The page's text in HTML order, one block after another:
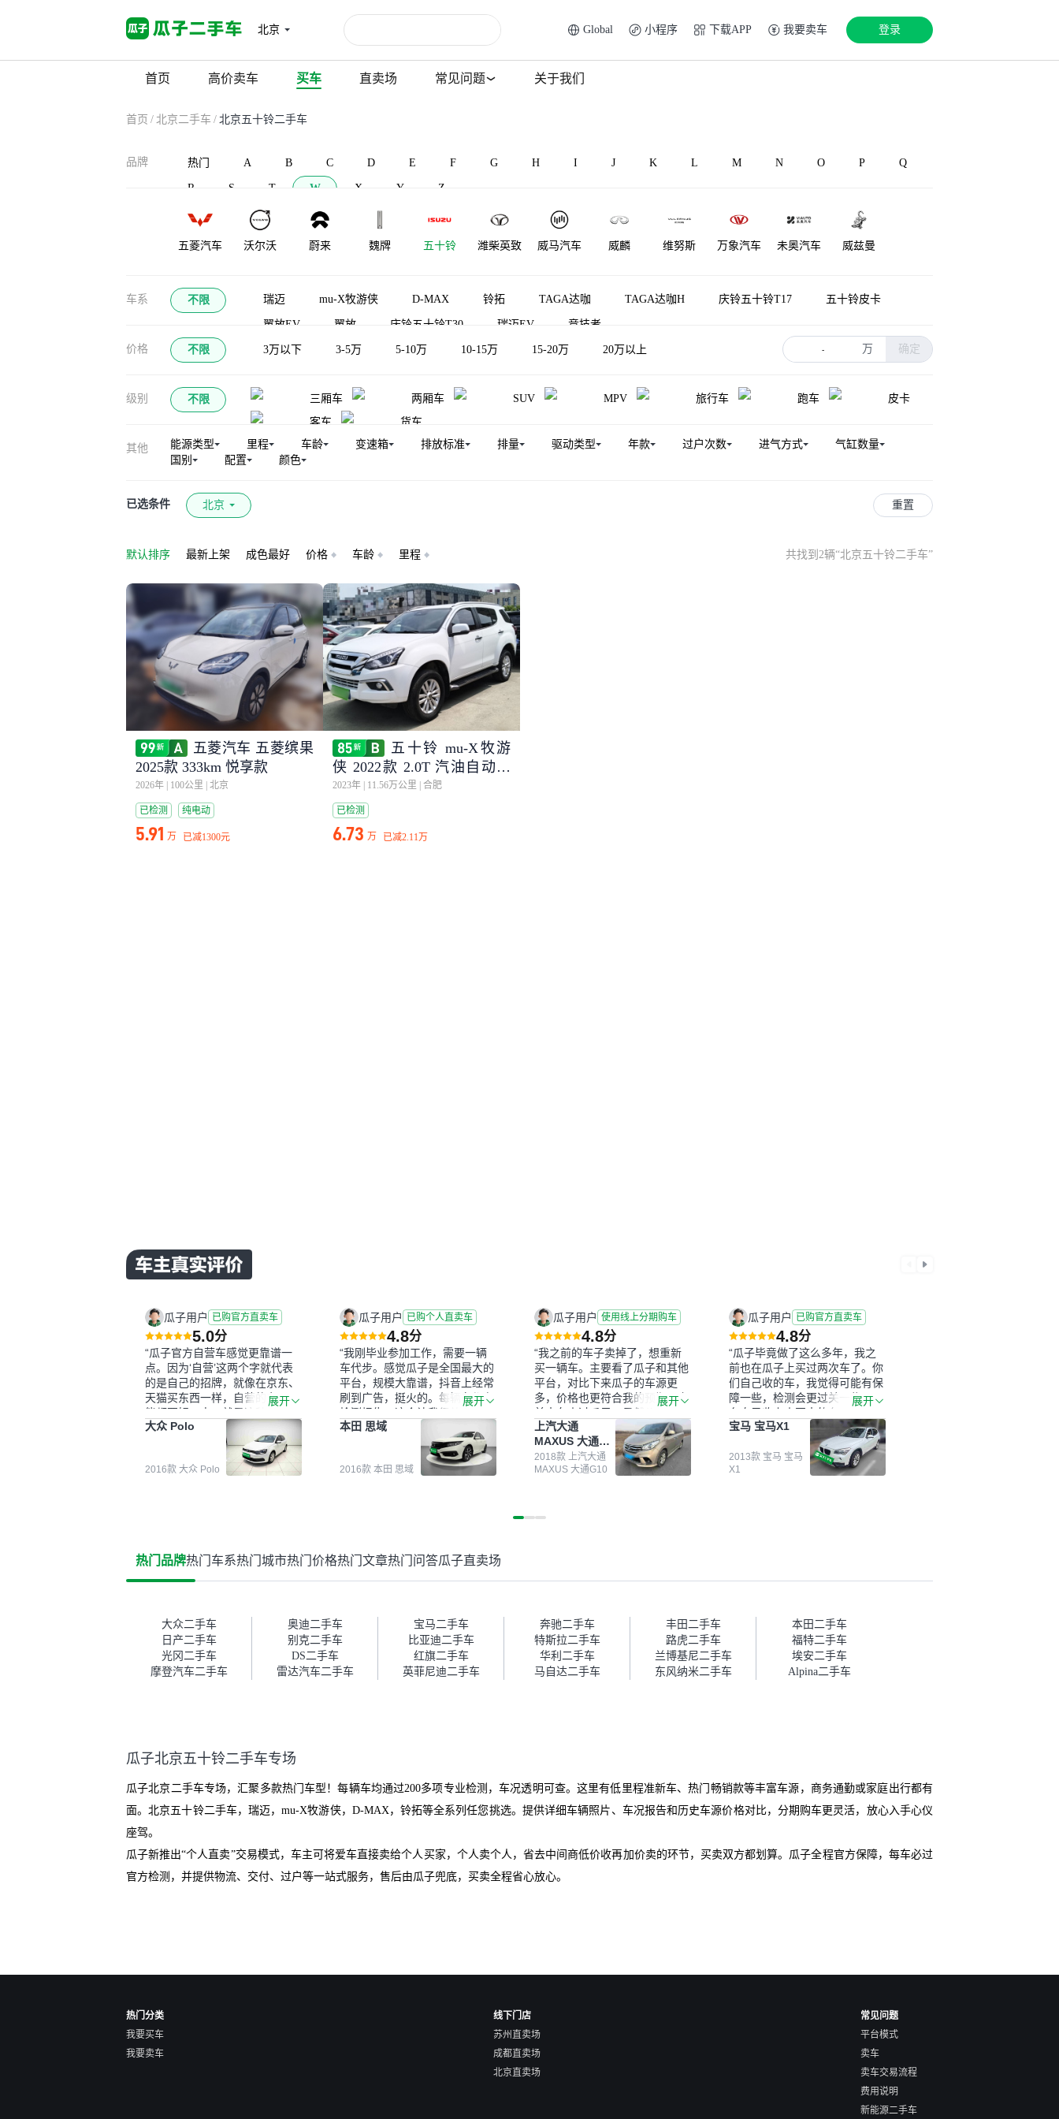
北京 Global 小程序 下载APP 我要卖车 登录
首页 高价卖车 买车 直卖场 常见问题 关于我们
首页 / 北京二手车 / 北京五十铃二手车
品牌 热门 A B C D E F G H I J K L M N O P Q
R S T W X Y Z
五菱汽车 沃尔沃 蔚来 魏牌 五十铃 潍柴英致 威马汽车 威麟 维努斯 万象汽车 未奥汽车 威兹曼
瓦滋
车系 不限 瑞迈 mu-X牧游侠 D-MAX 铃拓 TAGA达咖 TAGA达咖H 庆铃五十铃T17 五十铃皮卡
翼放EV 翼放 庆铃五十铃T30 瑞迈EV 竞技者
价格 不限 3万以下 3-5万 5-10万 10-15万 15-20万 20万以上 - 万 确定
级别 不限 三厢车 两厢车 SUV MPV 旅行车 跑车
皮卡
客车
货车
其他 能源类型 里程 车龄 变速箱 排放标准 排量 驱动类型 年款 过户次数 进气方式
气缸数量
国别
配置 颜色
已选条件 北京 重置
默认排序 最新上架 成色最好 价格 车龄 里程 共找到2辆“北京五十铃二手车”
五菱汽车 五菱缤果
2025款 333km 悦享款
2026年 100公里 北京
已检测 纯电动
5.91 万 已减1300元
五十铃 mu-X牧游
侠 2022款 2.0T 汽油自动四
驱劲享型 5座
2023年 11.56万公里 合肥
已检测
6.73 万 已减2.11万
瓜子用户 已购官方直卖车
5.0分
“瓜子官方自营车感觉更靠谱一
点。因为‘自营’这两个字就代表
的是自己的招牌，就像在京东、
天猫买东西一样，自营的东西可
能都要好一点。就是这种刻板印
象吧。一开始买二手车的时候，
我确实有担心过事故车、泡水车
这些问题。瓜子的检测报告其实
并不能完全打消顾虑，因为我也
果跟你们的报告是符合的，所以
这次车况没问题。购车流程挺快
车。去之前我提前跟交接人员说
好，到了之后要当着我的面再做
一次复检，你们也安排了师傅，
服务可以，速度很快。体验下来
自营车的感觉是要比个人车好一
我协商，主动权在平台手里。”
展开
大众 Polo
2016款 大众 Polo
瓜子用户 已购个人直卖车
4.8分
“我刚毕业参加工作，需要一辆
车代步。感觉瓜子是全国最大的
平台，规模大靠谱，抖音上经常
刷到广告，挺火的。每辆车都有
检测报告，这个让我很放心。去
外面买车全凭卖家一张嘴，不敢
买。我买了本田思域，白色，过
户次数少，公里数符合，虽然价
格比我心理预期略高一点，但瓜
价格比车商那便宜，车况也有检
展开
本田 思域
2016款 本田 思域
瓜子用户 使用线上分期购车
4.8分
“我之前的车子卖掉了，想重新
买一辆车。主要看了瓜子和其他
平台，对比下来瓜子的车源更
多，价格也更符合我的预期。之
前卖车来过瓜子，虽然价格没谈
成，但APP一直留着。瓜子毕竟
是大平台，整体印象还好。我最
终买了一台上汽大通，18年的
车，公里数9万多，符合我的要
捷，其他平台的分期需要到当地
障。”
展开
上汽大通
MAXUS 大通
G10
2018款 上汽大通
MAXUS 大通G10
瓜子用户 已购官方直卖车
4.8分
“瓜子毕竟做了这么多年，我之
前也在瓜子上买过两次车了。你
们自己收的车，我觉得可能有保
障一些，检测会更过关一些。平
台自己收上来再卖的车，应该更
可靠。我买的是宝马X1，主要看
中它的价格和公里数比较合适。
另外，瓜子承诺无火烧、无事
故、无泡水、无调表，在平台自
帮我谈价。自营车我讲过价，最
后是通过花一块钱买优惠券的方
式，便宜了800块钱成交。”
展开
宝马 宝马X1
2013款 宝马 宝马
X1
热门品牌热门车系热门城市热门价格热门文章热门问答瓜子直卖场
大众二手车 奥迪二手车 宝马二手车 奔驰二手车 丰田二手车
本田二手车
日产二手车
别克二手车 比亚迪二手车 特斯拉二手车 路虎二手车
福特二手车
光冈二手车
DS二手车 红旗二手车 华利二手车 兰博基尼二手车
埃安二手车
摩登汽车二手车
雷达汽车二手车 英菲尼迪二手车 马自达二手车 东风纳米二手车 Alpina二手车
瓜子北京五十铃二手车专场
瓜子北京二手车专场，汇聚多款热门车型！每辆车均通过200多项专业检测，车况透明可查。这里有低里程准新车、热门畅销款等丰富车源，商务通勤或家庭出行都有
面。北京五十铃二手车，瑞迈，mu-X牧游侠，D-MAX，铃拓等全系列任您挑选。提供详细车辆照片、车况报告和历史车源价格对比，分期购车更灵活，放心入手心仪
座驾。
瓜子新推出“个人直卖”交易模式，车主可将爱车直接卖给个人买家，个人卖个人，省去中间商低价收再加价卖的环节，买卖双方都划算。瓜子全程官方保障，每车必过
官方检测，并提供物流、交付、过户等一站式服务，售后由瓜子兜底，买卖全程省心放心。
热门分类
我要买车
我要卖车
线下门店
苏州直卖场
成都直卖场
北京直卖场
常见问题
平台模式
卖车
卖车交易流程
费用说明
新能源二手车